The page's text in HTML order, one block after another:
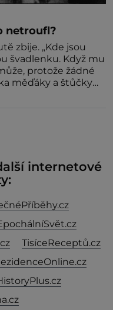
netroufl?
zbije. „Kde jsou
švadlenku. Když mu
protože žádné
měďáky a štůčky
internetové
TisíceReceptů.cz